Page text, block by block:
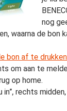
nog
waarna de bon
bon af te
om aan te
op home.
in”, rechts